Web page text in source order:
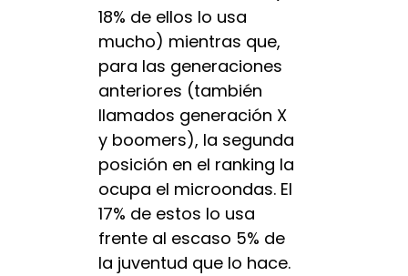
18% de ellos lo usa
mucho) mientras que,
para las generaciones
anteriores (también
llamados generación X
y boomers), la segunda
posición en el ranking la
ocupa el microondas. El
17% de estos lo usa
frente al escaso 5% de
la juventud que lo hace.